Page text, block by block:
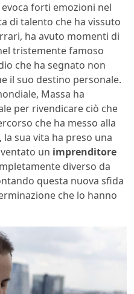
forti emozioni nel
di talento che ha vissuto
ha avuto momenti di
tristemente famoso
che ha segnato non
il suo destino personale.
Massa ha
per rivendicare ciò che
che ha messo alla
sua vita ha preso una
un imprenditore
diverso da
questa nuova sfida
che lo hanno